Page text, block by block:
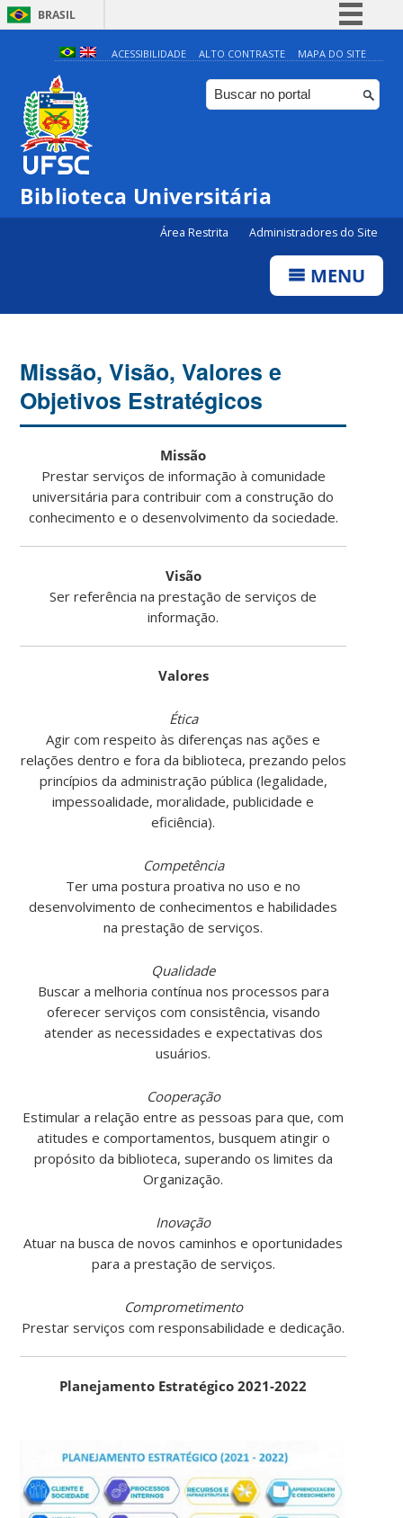
BRASIL
Simplifique!
Comunica BR
Participe
Canais
ACESSIBILIDADE ALTO CONTRASTE MAPA DO SITE
Biblioteca Universitária
Área Restrita Administradores do Site
MENU
Missão, Visão, Valores e
Objetivos Estratégicos
Missão
Prestar serviços de informação à comunidade
universitária para contribuir com a construção do
conhecimento e o desenvolvimento da sociedade.
Visão
Ser referência na prestação de serviços de
informação.
Valores
Ética
Agir com respeito às diferenças nas ações e
relações dentro e fora da biblioteca, prezando pelos
princípios da administração pública (legalidade,
impessoalidade, moralidade, publicidade e
eficiência).
Competência
Ter uma postura proativa no uso e no
desenvolvimento de conhecimentos e habilidades
na prestação de serviços.
Qualidade
Buscar a melhoria contínua nos processos para
oferecer serviços com consistência, visando
atender as necessidades e expectativas dos
usuários.
Cooperação
Estimular a relação entre as pessoas para que, com
atitudes e comportamentos, busquem atingir o
propósito da biblioteca, superando os limites da
Organização.
Inovação
Atuar na busca de novos caminhos e oportunidades
para a prestação de serviços.
Comprometimento
Prestar serviços com responsabilidade e dedicação.
Planejamento Estratégico 2021-2022